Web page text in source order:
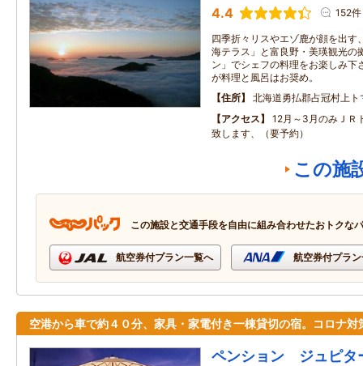
4.4 152件
四季折々リスやエゾ鹿が顔を出す
海テラス」と富良野・美瑛観光の
ン」でシェフの料理をお楽しみ下
が料理と風呂はお奨め。
住所
北海道勇払郡占冠村上
アクセス
12月～3月のみＪＲ
致します、（要予約）
この施
この施設と交通手段を自由に組み合わせたおトクな
航空券付プラン一覧へ 航空券付プラ
空港から車で約４０分、家具・家電付き一棟貸切の宿。コロナ
ペンション ジュピタ